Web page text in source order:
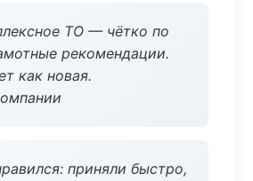
ТО — чётко по
рекомендации.
как новая.
приняли быстро,